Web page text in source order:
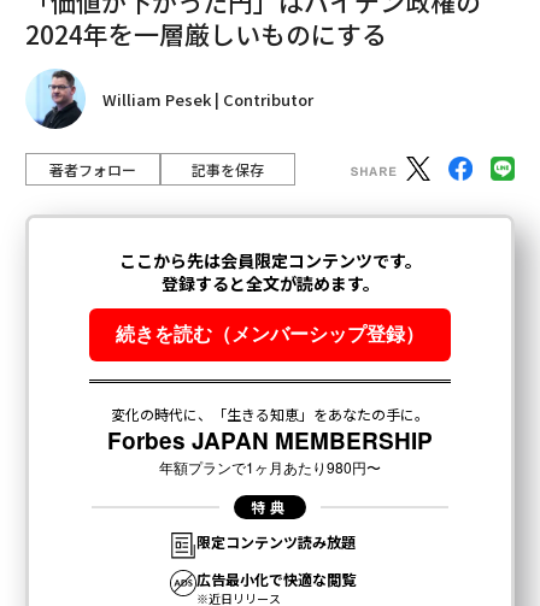
2024年を一層厳しいものにする
William Pesek | Contributor
著者フォロー 記事を保存